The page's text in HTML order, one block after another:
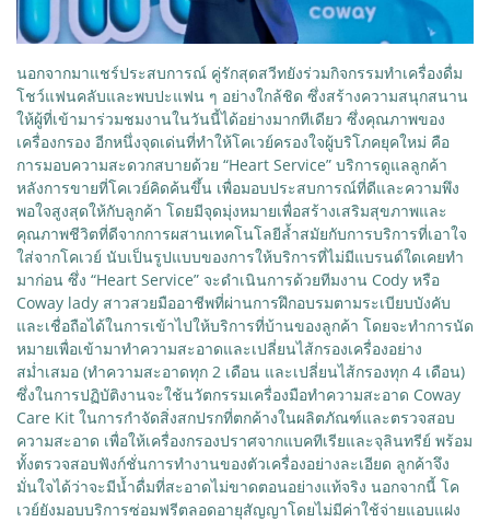
นอกจากมาแชร์ประสบการณ์ คู่รักสุดสวีทยังร่วมกิจกรรมทำเครื่องดื่ม
โชว์แฟนคลับและพบปะแฟน ๆ อย่างใกล้ชิด ซึ่งสร้างความสนุกสนาน
ให้ผู้ที่เข้ามาร่วมชมงานในวันนี้ได้อย่างมากทีเดียว ซึ่งคุณภาพของ
เครื่องกรอง อีกหนึ่งจุดเด่นที่ทำให้โคเวย์ครองใจผู้บริโภคยุคใหม่ คือ
การมอบความสะดวกสบายด้วย “Heart Service” บริการดูแลลูกค้า
หลังการขายที่โคเวย์คิดค้นขึ้น เพื่อมอบประสบการณ์ที่ดีและความพึง
พอใจสูงสุดให้กับลูกค้า โดยมีจุดมุ่งหมายเพื่อสร้างเสริมสุขภาพและ
คุณภาพชีวิตที่ดีจากการผสานเทคโนโลยีล้ำสมัยกับการบริการที่เอาใจ
ใส่จากโคเวย์ นับเป็นรูปแบบของการให้บริการที่ไม่มีแบรนด์ใดเคยทำ
มาก่อน ซึ่ง “Heart Service” จะดำเนินการด้วยทีมงาน Cody หรือ
Coway lady สาวสวยมืออาชีพที่ผ่านการฝึกอบรมตามระเบียบบังคับ
และเชื่อถือได้ในการเข้าไปให้บริการที่บ้านของลูกค้า โดยจะทำการนัด
หมายเพื่อเข้ามาทำความสะอาดและเปลี่ยนไส้กรองเครื่องอย่าง
สม่ำเสมอ (ทำความสะอาดทุก 2 เดือน และเปลี่ยนไส้กรองทุก 4 เดือน)
ซึ่งในการปฏิบัติงานจะใช้นวัตกรรมเครื่องมือทำความสะอาด Coway
Care Kit ในการกำจัดสิ่งสกปรกที่ตกค้างในผลิตภัณฑ์และตรวจสอบ
ความสะอาด เพื่อให้เครื่องกรองปราศจากแบคทีเรียและจุลินทรีย์ พร้อม
ทั้งตรวจสอบฟังก์ชั่นการทำงานของตัวเครื่องอย่างละเอียด ลูกค้าจึง
มั่นใจได้ว่าจะมีน้ำดื่มที่สะอาดไม่ขาดตอนอย่างแท้จริง นอกจากนี้ โค
เวย์ยังมอบบริการซ่อมฟรีตลอดอายุสัญญาโดยไม่มีค่าใช้จ่ายแอบแฝง